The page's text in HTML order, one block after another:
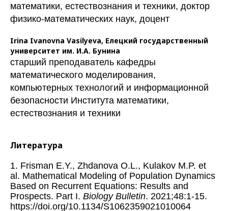
математики, естествознания и техники, доктор
физико-математических наук, доцент
Irina Ivanovna Vasilyeva, Елецкий государственный
университет им. И.А. Бунина
старший преподаватель кафедры
математического моделирования,
компьютерных технологий и информационной
безопасности Института математики,
естествознания и техники
Литература
1. Frisman E.Y., Zhdanova O.L., Kulakov M.P. et
al. Mathematical Modeling of Population Dynamics
Based on Recurrent Equations: Results and
Prospects. Part I. Biology Bulletin. 2021;48:1-15.
https://doi.org/10.1134/S1062359021010064